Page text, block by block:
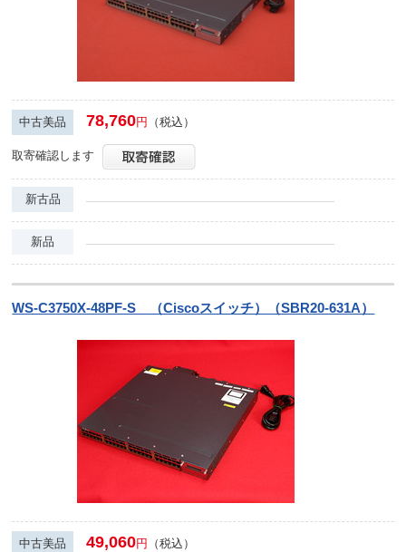
中古美品 78,760円 （税込）
取寄確認します
新古品
新品
WS-C3750X-48PF-S （Ciscoスイッチ）（SBR20-631A）
中古美品 49,060円 （税込）